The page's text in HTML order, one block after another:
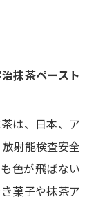
抹茶ペースト
は、日本、ア
射能検査安全
色が飛ばない
菓子や抹茶ア